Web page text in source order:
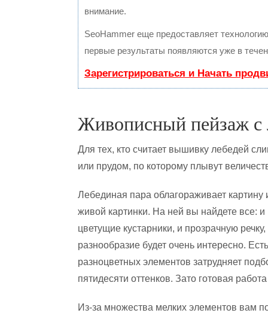
внимание.
SeoHammer еще предоставляет
первые результаты появляются уже в
Зарегистрироваться и Начать
Живописный пейзаж с
Для тех, кто считает вышивку лебедей
или прудом, по которому плывут
Лебединая пара облагораживает картину
живой картинки. На ней вы найдете все:
цветущие кустарники, и прозрачную
разнообразие будет очень интересно.
разноцветных элементов затрудняет
пятидесяти оттенков. Зато готовая
Из-за множества мелких элементов вам